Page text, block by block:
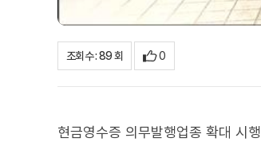
조회수 : 89 회 0
현금영수증 의무발행업종 확대 시행